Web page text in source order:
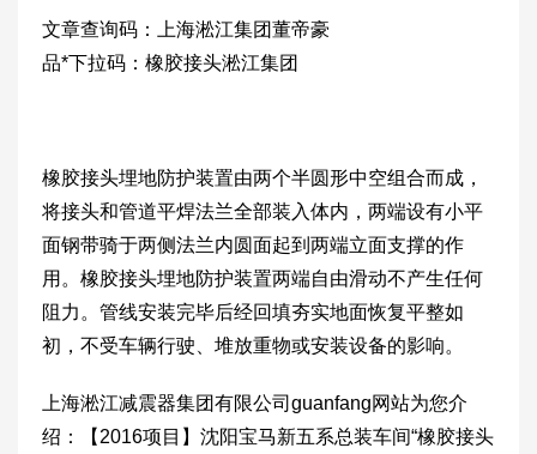
文章查询码：上海淞江集团董帝豪
品*下拉码：橡胶接头淞江集团
橡胶接头埋地防护装置由两个半圆形中空组合而成，
将接头和管道平焊法兰全部装入体内，两端设有小平
面钢带骑于两侧法兰内圆面起到两端立面支撑的作
用。橡胶接头埋地防护装置两端自由滑动不产生任何
阻力。管线安装完毕后经回填夯实地面恢复平整如
初，不受车辆行驶、堆放重物或安装设备的影响。
上海淞江减震器集团有限公司guanfang网站为您介
绍：【2016项目】沈阳宝马新五系总装车间“橡胶接头